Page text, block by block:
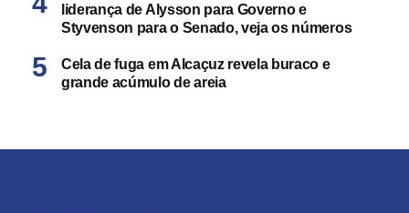
liderança de Alysson para Governo e
Styvenson para o Senado, veja os números
Cela de fuga em Alcaçuz revela buraco e
grande acúmulo de areia